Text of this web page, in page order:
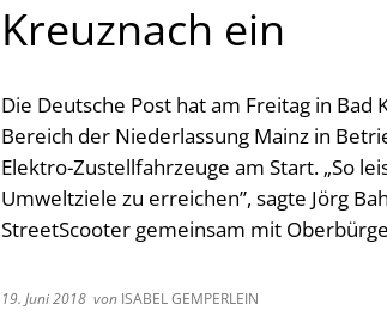
Kreuznach ein
Die Deutsche Post hat am Freitag in Bad
Bereich der Niederlassung Mainz in
Elektro-Zustellfahrzeuge am Start. „So
Umweltziele zu erreichen”, sagte Jörg
StreetScooter gemeinsam mit
19. Juni 2018 von ISABEL GEMPERLEIN